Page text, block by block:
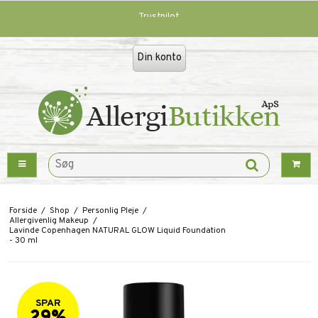
Trustpilot
Din konto
Forside / Shop / Personlig Pleje /
Allergivenlig Makeup /
Lavinde Copenhagen NATURAL GLOW Liquid Foundation
- 30 ml
SPAR